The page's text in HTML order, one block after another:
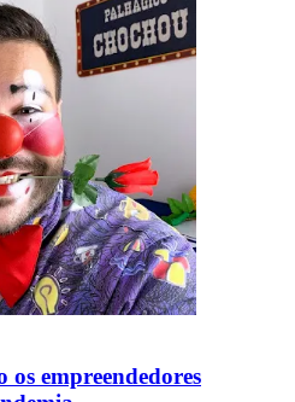
os empreendedores